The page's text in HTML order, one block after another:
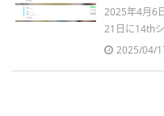
2025年4月6
21日に14th
2025/04/